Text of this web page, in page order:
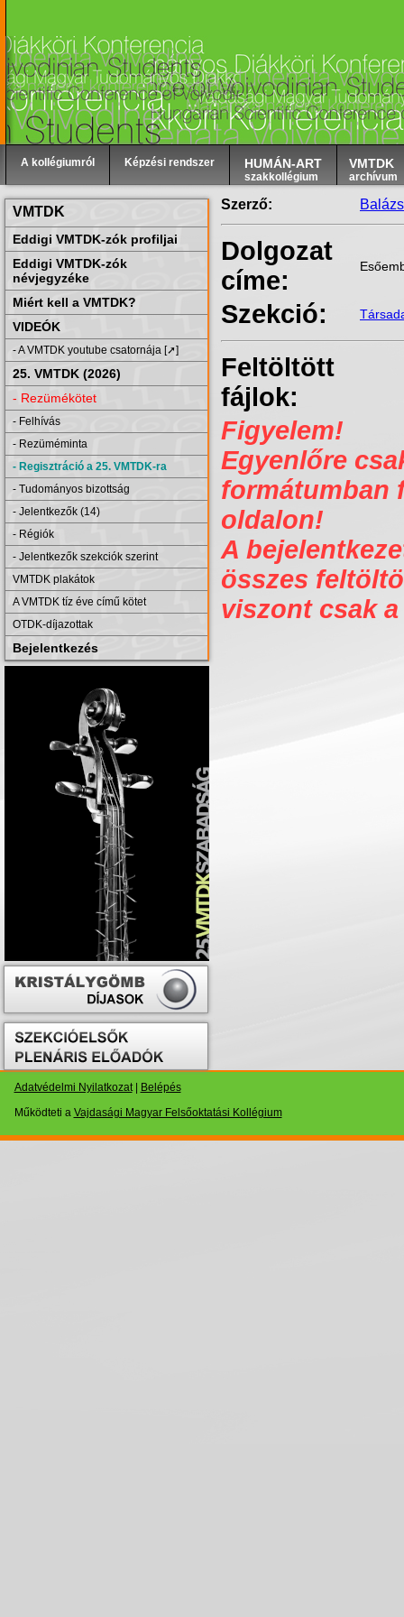
A kollégiumról Képzési rendszer HUMÁN-ART
szakkollégium
VMTDK
archívum
VMTDK
Eddigi VMTDK-zók profiljai
Eddigi VMTDK-zók
névjegyzéke
Miért kell a VMTDK?
VIDEÓK
- A VMTDK youtube csatornája [➚]
25. VMTDK (2026)
- Rezümékötet
- Felhívás
- Rezüméminta
- Regisztráció a 25. VMTDK-ra
- Tudományos bizottság
- Jelentkezők (14)
- Régiók
- Jelentkezők szekciók szerint
VMTDK plakátok
A VMTDK tíz éve című kötet
OTDK-díjazottak
Bejelentkezés
Szerző:
Dolgozat
címe:
Szekció:
Feltöltött
fájlok:
Figyelem!
Egyenlőre
formátumban
oldalon!
A
összes
viszont csak
Adatvédelmi Nyilatkozat|
Belépés
Működteti a Vajdasági Magyar Felsőoktatási Kollégium